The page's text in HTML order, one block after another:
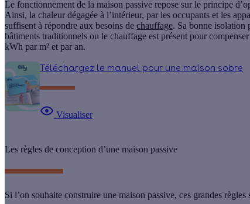
Le fonctionnement de la maison passive repose sur le principe
Ainsi, la chaleur dégagée à l’intérieur, par les occupants et les
suffisent à répondre aux besoins de chauffage. Sa bonne isolation
bâtiments traditionnels ou le chauffage est présent pour
kWh par m² et par an.
Téléchargez le manuel pour une maison sobre
Visualiser
Les règles de conception d’une maison passive
Si l’on souhaite construire une maison passive, ces grandes règles